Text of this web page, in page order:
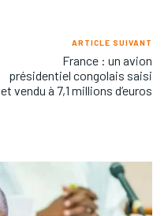
ARTICLE SUIVANT
France : un avion
présidentiel congolais saisi
et vendu à 7,1 millions d’euros